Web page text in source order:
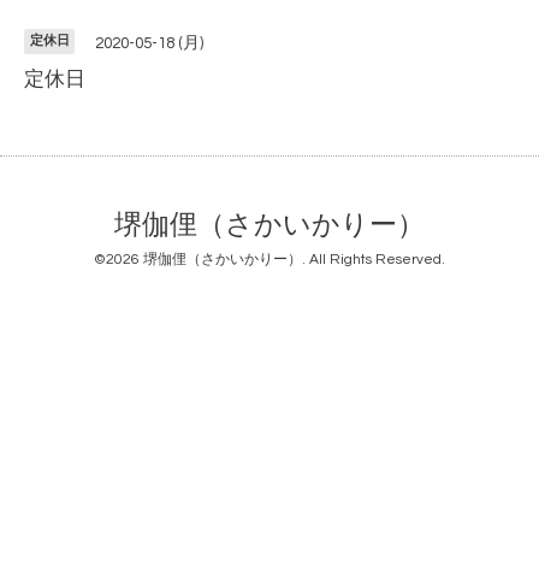
定休日 2020-05-18 (月)
定休日
堺伽俚（さかいかりー）
©2026 堺伽俚（さかいかりー） . All Rights Reserved.